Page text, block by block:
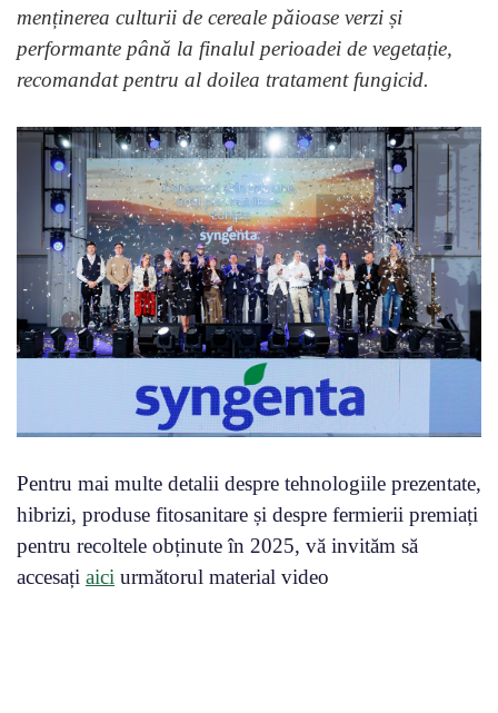
menținerea culturii de cereale păioase verzi și
performante până la finalul perioadei de vegetație,
recomandat pentru al doilea tratament fungicid.
Pentru mai multe detalii despre tehnologiile prezentate,
hibrizi, produse fitosanitare și despre fermierii premiați
pentru recoltele obținute în 2025, vă invităm să
accesați aici următorul material video